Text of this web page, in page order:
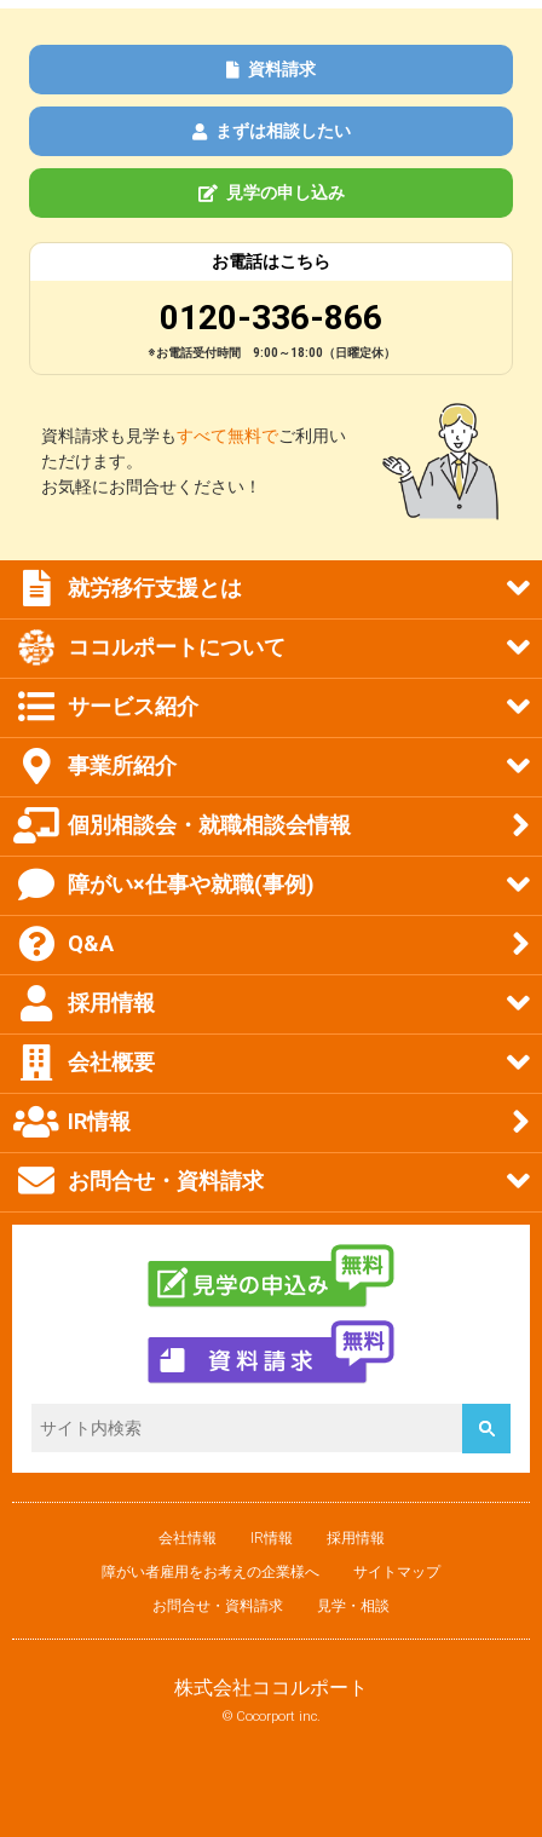
資料請求
まずは相談したい
見学の申し込み
お電話はこちら
0120-336-866
※お電話受付時間 9:00～18:00（日曜定休）
資料請求も見学もすべて無料でご利用い
ただけます。
お気軽にお問合せください！
就労移行支援とは
ココルポートについて
サービス紹介
事業所紹介
個別相談会・就職相談会情報
障がい×仕事や就職(事例)
Q&A
採用情報
会社概要
IR情報
お問合せ・資料請求
会社情報 IR情報
採用情報
障がい者雇用をお考えの企業様へ
サイトマップ
お問合せ・資料請求
見学・相談
株式会社ココルポート
© Cocorport inc.